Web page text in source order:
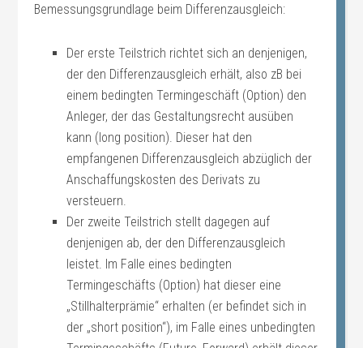
Bemessungsgrundlage beim Differenzausgleich:
Der erste Teilstrich richtet sich an denjenigen,
der den Differenzausgleich erhält, also zB bei
einem bedingten Termingeschäft (Option) den
Anleger, der das Gestaltungsrecht ausüben
kann (long position). Dieser hat den
empfangenen Differenzausgleich abzüglich der
Anschaffungskosten des Derivats zu
versteuern.
Der zweite Teilstrich stellt dagegen auf
denjenigen ab, der den Differenzausgleich
leistet. Im Falle eines bedingten
Termingeschäfts (Option) hat dieser eine
„Stillhalterprämie“ erhalten (er befindet sich in
der „short position“), im Falle eines unbedingten